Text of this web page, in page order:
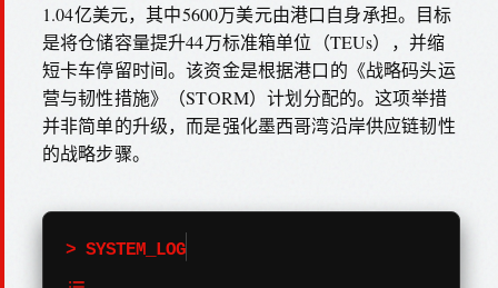
1.04亿美元，其中5600万美元由港口自身承担。目标
是将仓储容量提升44万标准箱单位（TEUs），并缩
短卡车停留时间。该资金是根据港口的《战略码头运
营与韧性措施》（STORM）计划分配的。这项举措
并非简单的升级，而是强化墨西哥湾沿岸供应链韧性
的战略步骤。
> SYSTEM_LOG